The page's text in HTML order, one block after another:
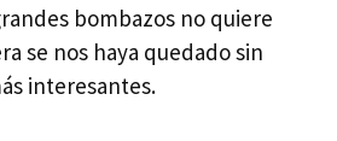
bombazos no quiere
se nos haya quedado sin
interesantes.